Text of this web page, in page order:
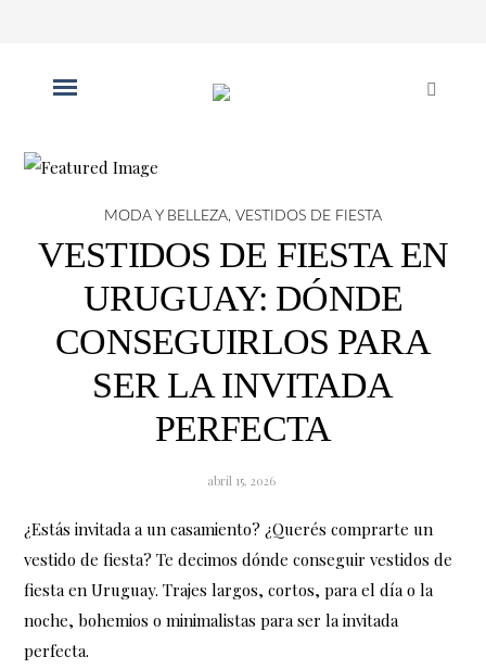
MODA Y BELLEZA, VESTIDOS DE FIESTA
VESTIDOS DE FIESTA EN
URUGUAY: DÓNDE
CONSEGUIRLOS PARA
SER LA INVITADA
PERFECTA
abril 15, 2026
¿Estás invitada a un casamiento? ¿Querés comprarte un
vestido de fiesta? Te decimos dónde conseguir vestidos de
fiesta en Uruguay. Trajes largos, cortos, para el día o la
noche, bohemios o minimalistas para ser la invitada
perfecta.